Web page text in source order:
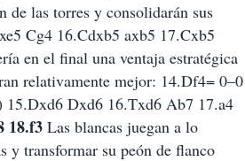
de las torres y consolidarán sus
Cg4 16.Cdxb5 axb5 17.Cxb5
en el final una ventaja estratégica
relativamente mejor: 14.Df4= 0–0
Dxd6 16.Txd6 Ab7 17.a4
18.f3 Las blancas juegan a lo
y transformar su peón de flanco